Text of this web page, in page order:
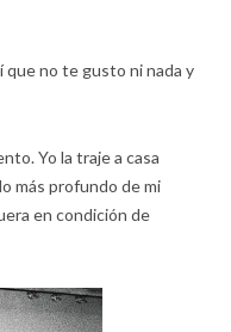
que no te gusto ni nada y
Yo la traje a casa
más profundo de mi
en condición de